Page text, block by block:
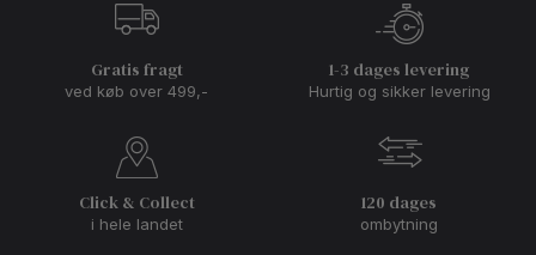
Gratis fragt
ved køb over 499,-
1-3 dages levering
Hurtig og sikker levering
Click & Collect
i hele landet
120 dages
ombytning